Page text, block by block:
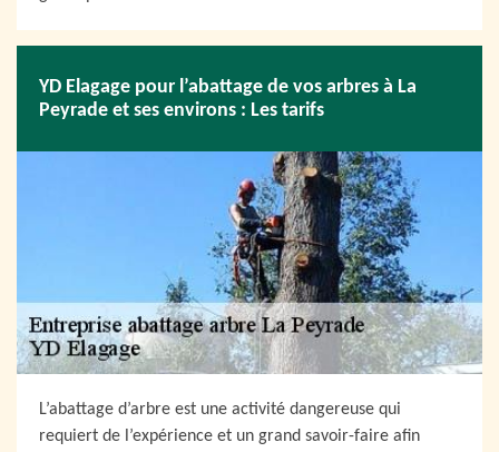
YD Elagage pour l’abattage de vos arbres à La
Peyrade et ses environs : Les tarifs
L’abattage d’arbre est une activité dangereuse qui
requiert de l’expérience et un grand savoir-faire afin